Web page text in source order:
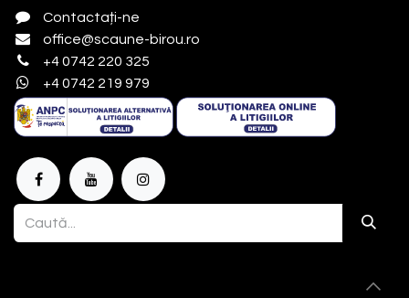
Contactați-ne
office@scaune-birou.ro
+4 0742 220 325
+4 0742 219 979